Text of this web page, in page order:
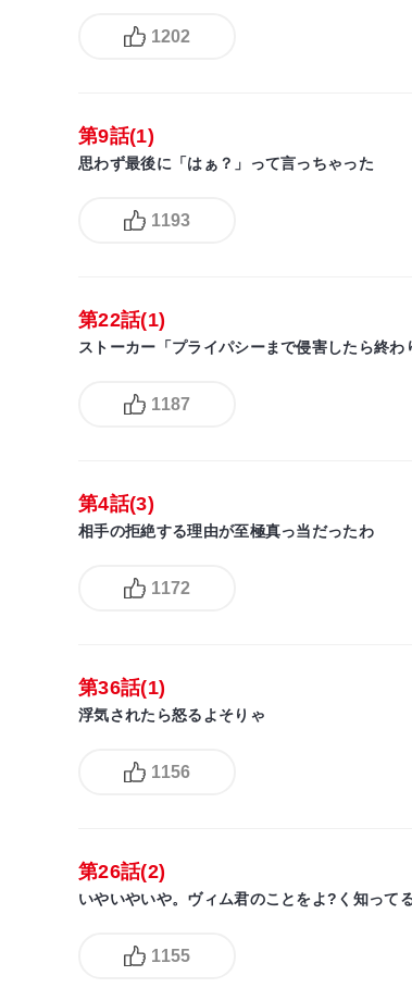
1202
第9話(1)
思わず最後に「はぁ？」って言っちゃった
1193
第22話(1)
ストーカー「プライパシーまで侵害したら終わ
1187
第4話(3)
相手の拒絶する理由が至極真っ当だったわ
1172
第36話(1)
浮気されたら怒るよそりゃ
1156
第26話(2)
いやいやいや。ヴィム君のことをよ?く知って
1155